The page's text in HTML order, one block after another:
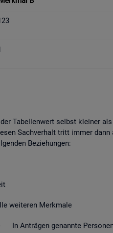
Ta­bel­len­wert selbst klei­ner
Sach­ver­halt tritt immer
Be­zie­hun­gen:
wei­te­ren Merk­ma­le
In An­trä­gen ge­nann­te